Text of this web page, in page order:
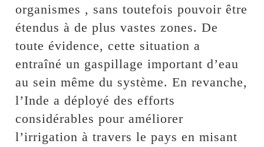
organismes , sans toutefois pouvoir être
étendus à de plus vastes zones. De
toute évidence, cette situation a
entraîné un gaspillage important d’eau
au sein même du système. En revanche,
l’Inde a déployé des efforts
considérables pour améliorer
l’irrigation à travers le pays en misant